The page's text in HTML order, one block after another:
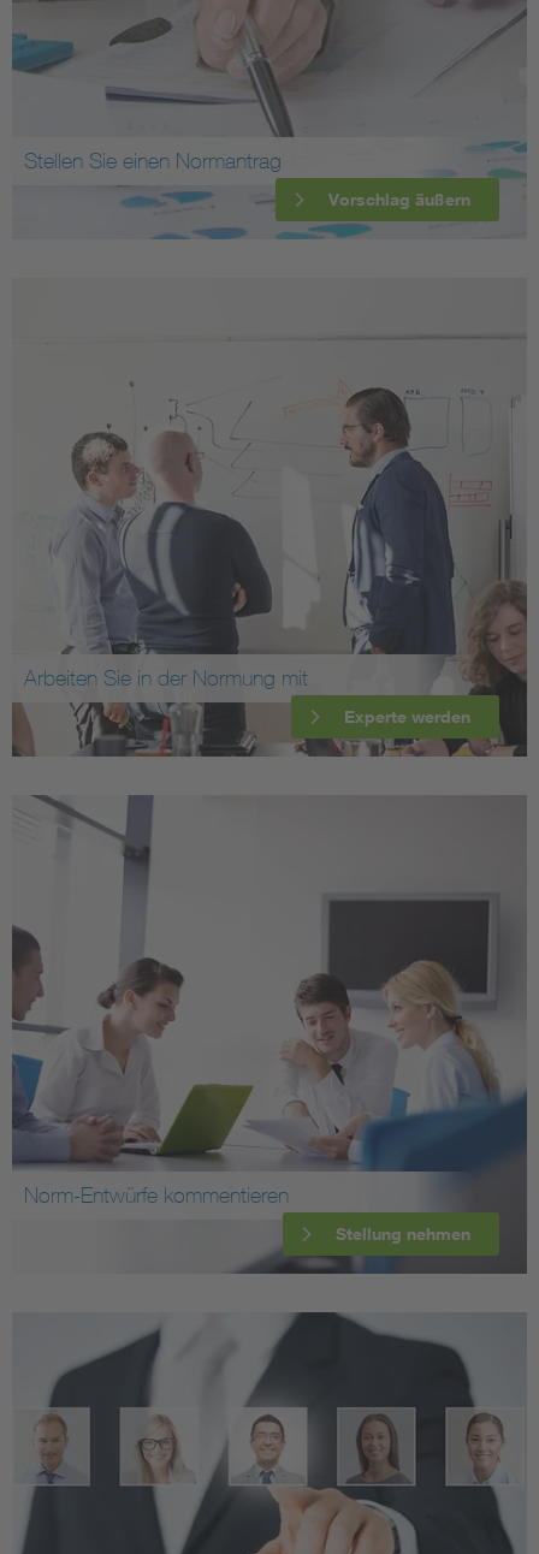
Stellen Sie einen Normantrag
Vorschlag äußern
Arbeiten Sie in der Normung mit
Experte werden
Norm-Entwürfe kommentieren
Stellung nehmen